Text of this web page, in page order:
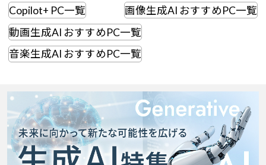
ワークステーション
ディスプレイ
Windows 11|Copilot+ PC
Windows 11|Copilot+ PC
スペック/パーツ別
AIおすすめパソコン
Windows 11
Windows 11|Copilot+ PC
Copilot+ PC一覧
画像生成AI おすすめPC一覧
動画生成AI おすすめPC一覧
音楽生成AI おすすめPC一覧